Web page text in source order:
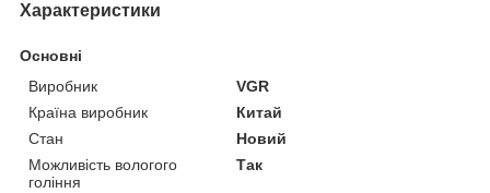
Характеристики
Основні
Виробник
VGR
Країна виробник
Китай
Стан
Новий
Можливість вологого
гоління
Так